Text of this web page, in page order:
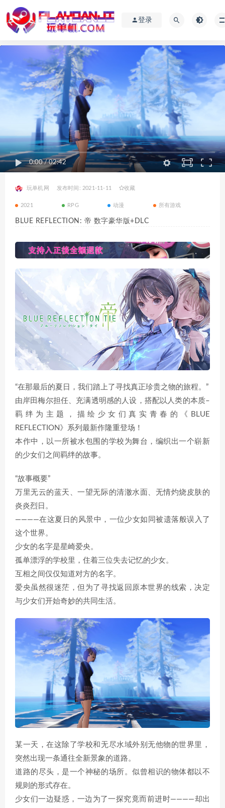
登录
0:00/02:42
玩单机网 发布时间: 2021-11-11 收藏
2021 RPG 动漫 所有游戏
BLUE REFLECTION: 帝 数字豪华版+DLC
“在那最后的夏日，我们踏上了寻找真正珍贵之物的旅程。”
由岸田梅尔担任、充满透明感的人设，搭配以人类的本质–
羁绊为主题，描绘少女们真实青春的《BLUE
REFLECTION》系列最新作隆重登场！
本作中，以一所被水包围的学校为舞台，编织出一个崭新
的少女们之间羁绊的故事。
“故事概要”
万里无云的蓝天、一望无际的清澈水面、无情灼烧皮肤的
炎炎烈日。
――――在这夏日的风景中，一位少女如同被遗落般误入了
这个世界。
少女的名字是星崎爱央。
孤单漂浮的学校里，住着三位失去记忆的少女。
互相之间仅仅知道对方的名字。
爱央虽然很迷茫，但为了寻找返回原本世界的线索，决定
与少女们开始奇妙的共同生活。
某一天，在这除了学校和无尽水域外别无他物的世界里，
突然出现一条通往全新景象的道路。
道路的尽头，是一个神秘的场所。似曾相识的物体都以不
规则的形式存在。
少女们一边疑惑，一边为了一探究竟而前进时――――却出